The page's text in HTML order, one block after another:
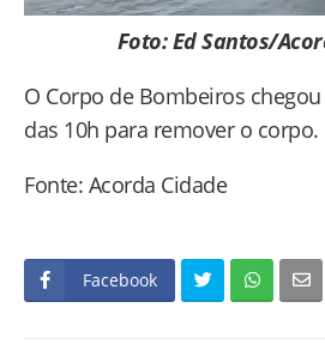
Foto: Ed Santos/
O Corpo de Bombeiros
das 10h para remover o corpo.
Fonte: Acorda Cidade
Facebook